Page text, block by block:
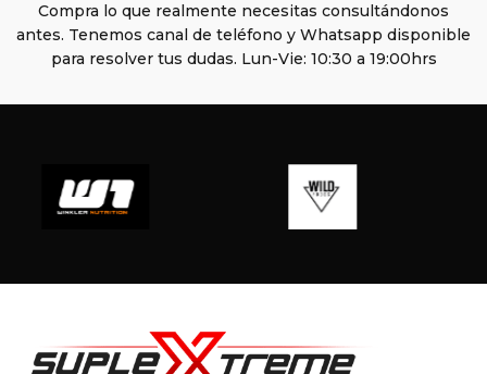
Compra lo que realmente necesitas consultándonos
antes. Tenemos canal de teléfono y Whatsapp disponible
para resolver tus dudas. Lun-Vie: 10:30 a 19:00hrs